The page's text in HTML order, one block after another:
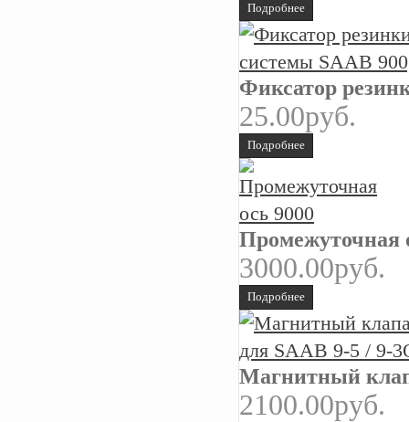
Подробнее
Фиксатор
25.00руб.
Подробнее
Промежуточная
3000.00руб.
Подробнее
Магнитный
2100.00руб.